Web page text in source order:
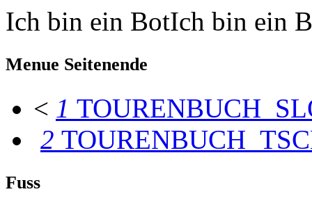
Ich bin ein BotIch bin ein
Menue Seitenende
< 1
2
Fuss